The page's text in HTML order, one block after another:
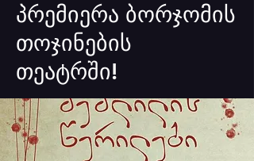
პრემიერა ბორჯომის
თოჯინების
თეატრში!